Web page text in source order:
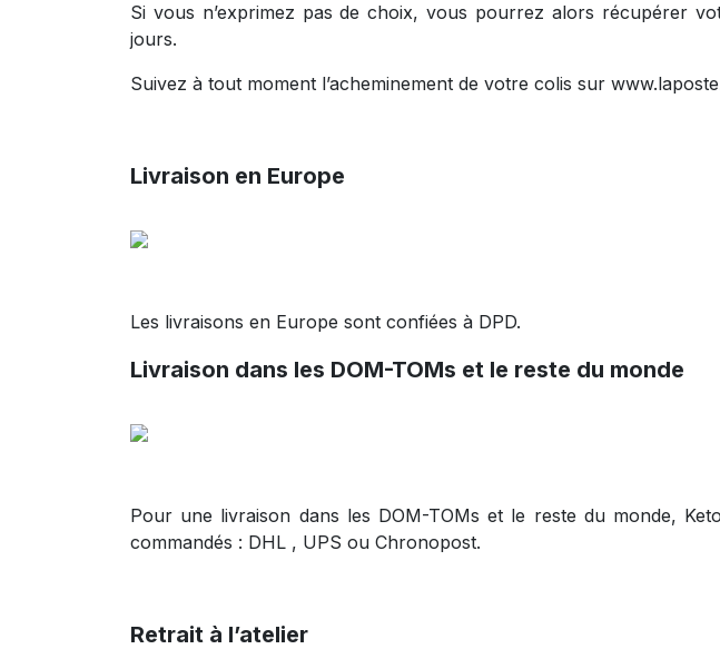
Si vous n’exprimez pas de choix, vous pourrez alors récupérer
jours.
Suivez à tout moment l’acheminement de votre colis sur
Livraison en Europe
Les livraisons en Europe sont confiées à DPD.
Livraison dans les DOM-TOMs et le reste du monde
Pour une livraison dans les DOM-TOMs et le reste du monde,
commandés : DHL , UPS ou Chronopost.
Retrait à l’atelier